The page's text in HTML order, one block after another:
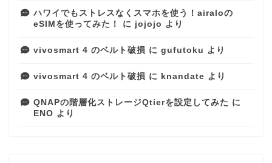
ハワイでもストレスなくスマホを使う！airaloの
eSIMを使ってみた！
に jojojo より
vivosmart 4 のベルト破損 に gufutoku より
vivosmart 4 のベルト破損 に knandate より
QNAPの階層化ストレージQtierを設定してみた に
ENO より